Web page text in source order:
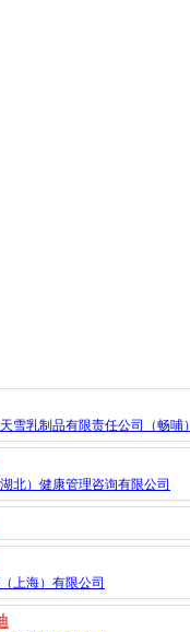
雪乳制品有限责任公司（畅哺）
北）健康管理咨询有限公司
上海）有限公司